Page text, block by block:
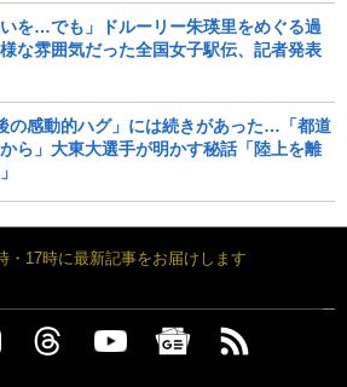
いを…でも」ドルーリー朱瑛里をめぐる過
な雰囲気だった全国女子駅伝、記者発表
の感動的ハグ」には続きがあった…「都道
ら」大東大選手が明かす秘話「陸上を離
・17時に最新記事をお届けします